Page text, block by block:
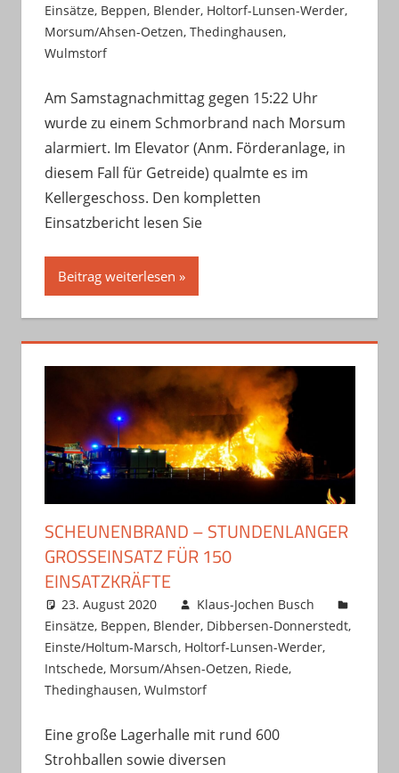
Einsätze, Beppen, Blender, Holtorf-Lunsen-Werder,
Morsum/Ahsen-Oetzen, Thedinghausen,
Wulmstorf
Am Samstagnachmittag gegen 15:22 Uhr
wurde zu einem Schmorbrand nach Morsum
alarmiert. Im Elevator (Anm. Förderanlage, in
diesem Fall für Getreide) qualmte es im
Kellergeschoss. Den kompletten
Einsatzbericht lesen Sie
Beitrag weiterlesen
SCHEUNENBRAND – STUNDENLANGER
GROSSEINSATZ FÜR 150 E
INSATZKRÄFTE
23. August 2020
Klaus-Jochen Busch
Einsätze, Beppen, Blender, Dibbersen-Donnerstedt,
Einste/Holtum-Marsch, Holtorf-Lunsen-Werder,
Intschede, Morsum/Ahsen-Oetzen, Riede,
Thedinghausen, Wulmstorf
Eine große Lagerhalle mit rund 600
Strohballen sowie diversen